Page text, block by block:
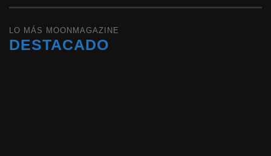
LO MÁS MOONMAGAZINE
DESTACADO